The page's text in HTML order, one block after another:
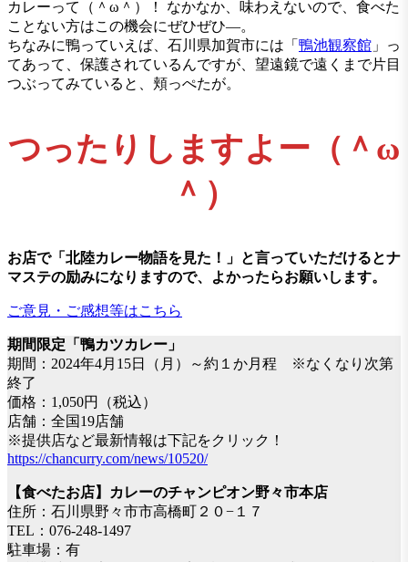
カレーって（＾ω＾）！ なかなか、味わえないので、食べた
ことない方はこの機会にぜひぜひ―。
ちなみに鴨っていえば、石川県加賀市には「 鴨池観察館 」っ
てあって、保護されているんですが、望遠鏡で遠くまで片目
つぶってみていると、頬っぺたが。
つったりしますよー（＾ω
＾）
お店で「北陸カレー物語を見た！」と言っていただけるとナ
マステの励みになりますので、よかったらお願いします。
ご意見・ご感想等はこちら
期間限定「鴨カツカレー」
期間：2024年4月15日（月）～約１か月程 ※なくなり次第
終了
価格：1,050円（税込）
店舗：全国19店舗
※提供店など最新情報は下記をクリック！
https://chancurry.com/news/10520/
【食べたお店】カレーのチャンピオン野々市本店
住所：石川県野々市市高橋町２０−１７
TEL：076-248-1497
駐車場：有